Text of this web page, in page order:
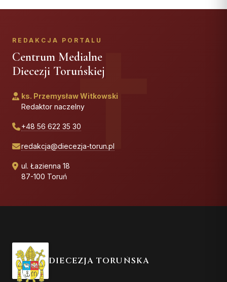
REDAKCJA PORTALU
Centrum Medialne
Diecezji Toruńskiej
ks. Przemysław Witkowski
Redaktor naczelny
+48 56 622 35 30
redakcja@diecezja-torun.pl
ul. Łazienna 18
87-100 Toruń
DIECEZJA TORUŃSKA